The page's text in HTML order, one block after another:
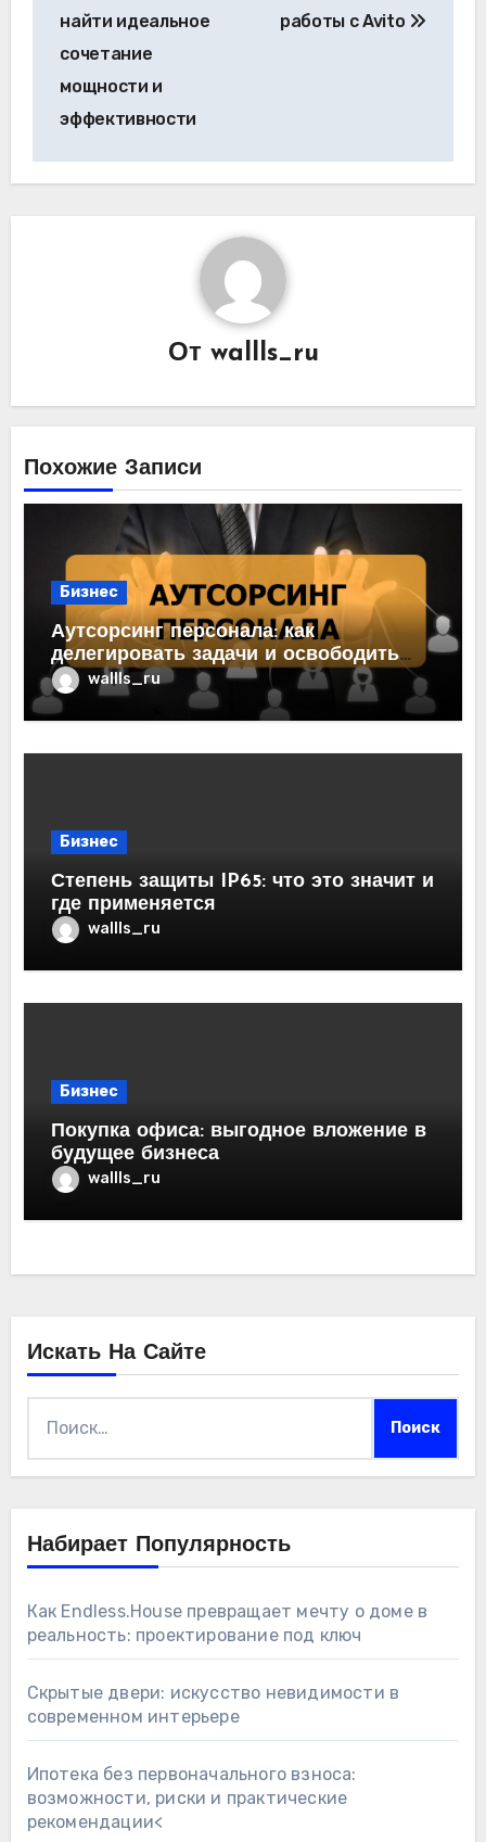
записям
найти идеальное
сочетание
мощности и
эффективности
работы с Avito
От wallls_ru
Похожие Записи
Бизнес
Аутсорсинг персонала: как
делегировать задачи и освободить
время для главного
wallls_ru
Бизнес
Степень защиты IP65: что это значит и
где применяется
wallls_ru
Бизнес
Покупка офиса: выгодное вложение в
будущее бизнеса
wallls_ru
Искать На Сайте
Набирает Популярность
Как Endless.House превращает мечту о доме в
реальность: проектирование под ключ
Скрытые двери: искусство невидимости в
современном интерьере
Ипотека без первоначального взноса:
возможности, риски и практические
рекомендации<